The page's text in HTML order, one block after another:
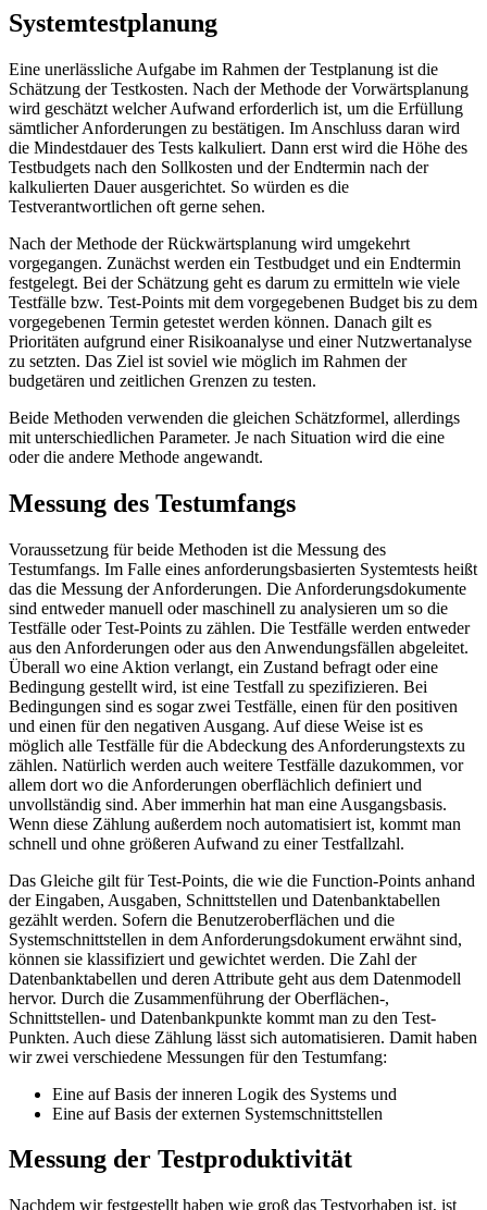
Systemtestplanung
Eine unerlässliche Aufgabe im Rahmen der Testplanung ist die
Schätzung der Testkosten. Nach der Methode der Vorwärtsplanung
wird geschätzt welcher Aufwand erforderlich ist, um die Erfüllung
sämtlicher Anforderungen zu bestätigen. Im Anschluss daran wird
die Mindestdauer des Tests kalkuliert. Dann erst wird die Höhe des
Testbudgets nach den Sollkosten und der Endtermin nach der
kalkulierten Dauer ausgerichtet. So würden es die
Testverantwortlichen oft gerne sehen.
Nach der Methode der Rückwärtsplanung wird umgekehrt
vorgegangen. Zunächst werden ein Testbudget und ein Endtermin
festgelegt. Bei der Schätzung geht es darum zu ermitteln wie viele
Testfälle bzw. Test-Points mit dem vorgegebenen Budget bis zu dem
vorgegebenen Termin getestet werden können. Danach gilt es
Prioritäten aufgrund einer Risikoanalyse und einer Nutzwertanalyse
zu setzten. Das Ziel ist soviel wie möglich im Rahmen der
budgetären und zeitlichen Grenzen zu testen.
Beide Methoden verwenden die gleichen Schätzformel, allerdings
mit unterschiedlichen Parameter. Je nach Situation wird die eine
oder die andere Methode angewandt.
Messung des Testumfangs
Voraussetzung für beide Methoden ist die Messung des
Testumfangs. Im Falle eines anforderungsbasierten Systemtests heißt
das die Messung der Anforderungen. Die Anforderungsdokumente
sind entweder manuell oder maschinell zu analysieren um so die
Testfälle oder Test-Points zu zählen. Die Testfälle werden entweder
aus den Anforderungen oder aus den Anwendungsfällen abgeleitet.
Überall wo eine Aktion verlangt, ein Zustand befragt oder eine
Bedingung gestellt wird, ist eine Testfall zu spezifizieren. Bei
Bedingungen sind es sogar zwei Testfälle, einen für den positiven
und einen für den negativen Ausgang. Auf diese Weise ist es
möglich alle Testfälle für die Abdeckung des Anforderungstexts zu
zählen. Natürlich werden auch weitere Testfälle dazukommen, vor
allem dort wo die Anforderungen oberflächlich definiert und
unvollständig sind. Aber immerhin hat man eine Ausgangsbasis.
Wenn diese Zählung außerdem noch automatisiert ist, kommt man
schnell und ohne größeren Aufwand zu einer Testfallzahl.
Das Gleiche gilt für Test-Points, die wie die Function-Points anhand
der Eingaben, Ausgaben, Schnittstellen und Datenbanktabellen
gezählt werden. Sofern die Benutzeroberflächen und die
Systemschnittstellen in dem Anforderungsdokument erwähnt sind,
können sie klassifiziert und gewichtet werden. Die Zahl der
Datenbanktabellen und deren Attribute geht aus dem Datenmodell
hervor. Durch die Zusammenführung der Oberflächen-,
Schnittstellen- und Datenbankpunkte kommt man zu den Test-
Punkten. Auch diese Zählung lässt sich automatisieren. Damit haben
wir zwei verschiedene Messungen für den Testumfang:
Eine auf Basis der inneren Logik des Systems und
Eine auf Basis der externen Systemschnittstellen
Messung der Testproduktivität
Nachdem wir festgestellt haben wie groß das Testvorhaben ist, ist